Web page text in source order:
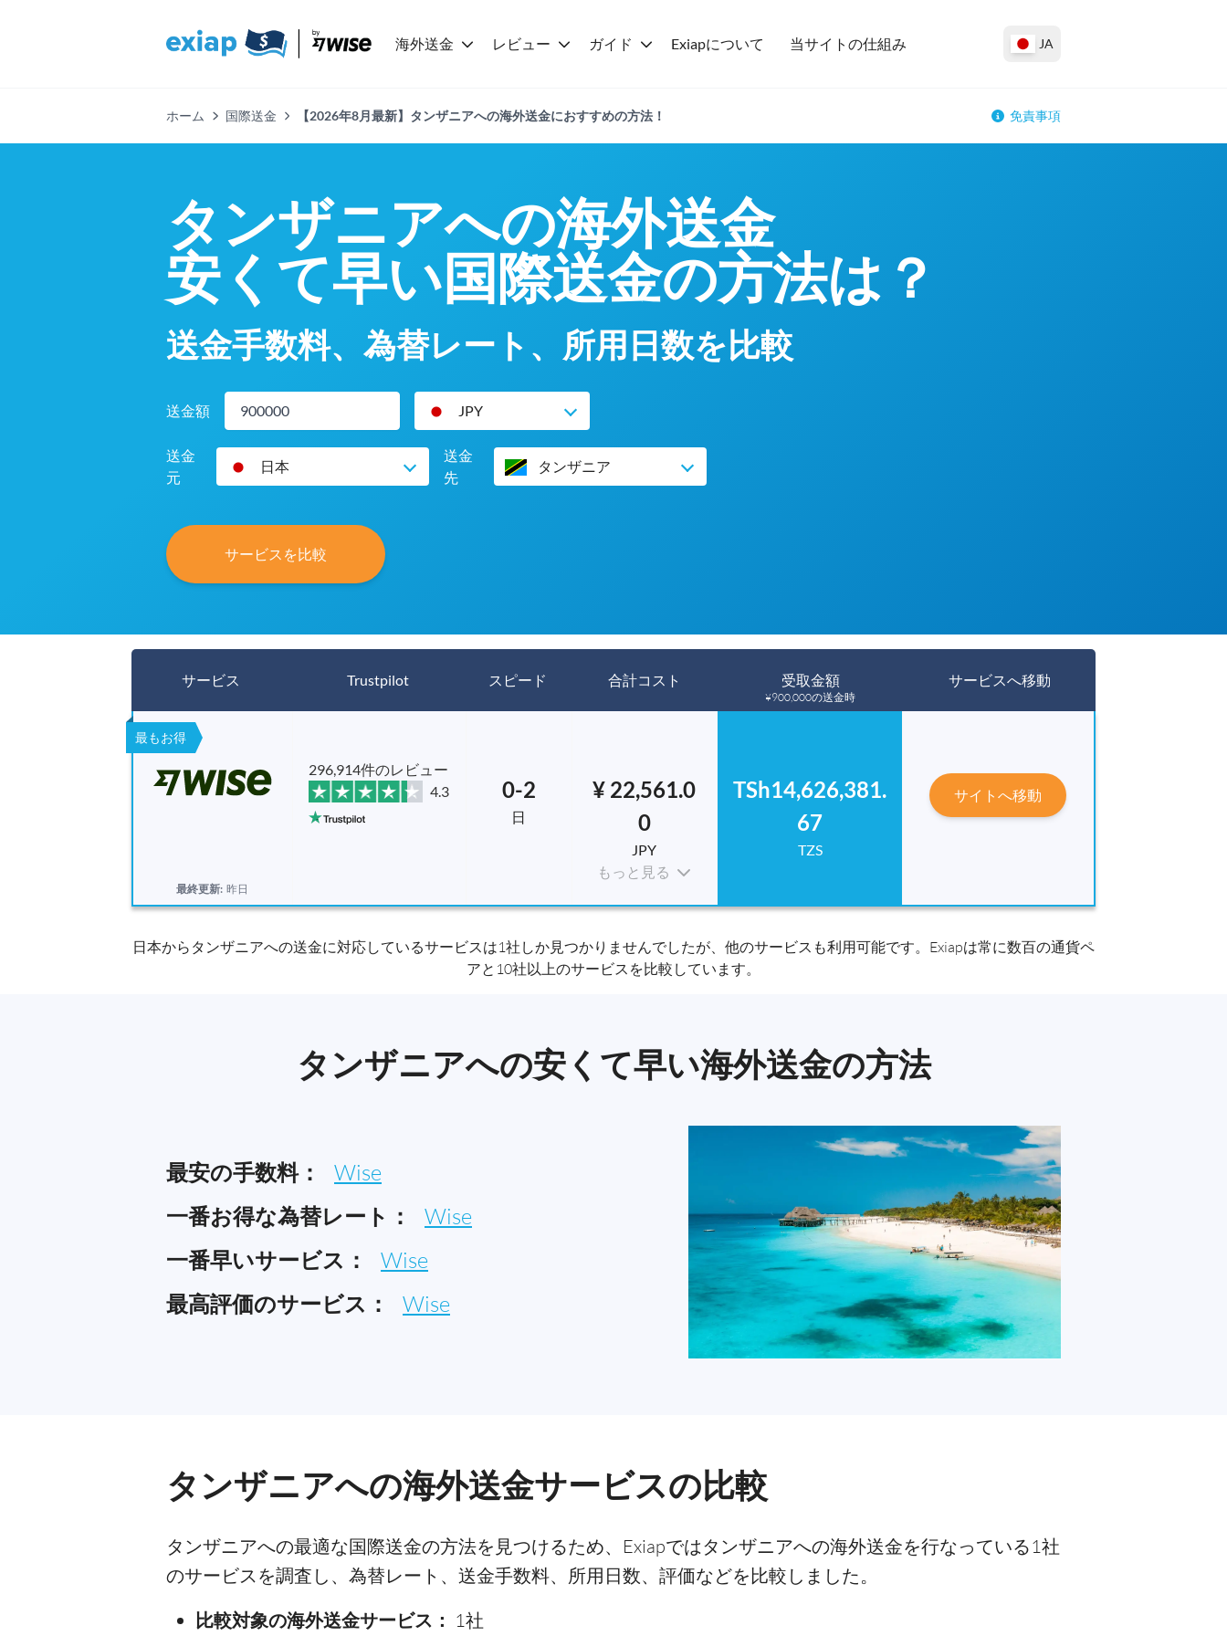
海外送金 レビュー ガイド Exiapについて 当サイトの仕組み JA
ホーム 国際送金 【2026年8月最新】タンザニアへの海外送金におすすめの方法！ 免責事項
タンザニアへの海外送金
安くて早い国際送金の方法は？
送金手数料、為替レート、所用日数を比較
送金額 JPY
送金
元
日本
送金
先
タンザニア
サービスを比較
サービス Trustpilot スピード 合計コスト 受取金額
¥900,000の送金時
サービスへ移動
最もお得
最終更新: 昨日
296,914件のレビュー
4.3
0-2
日
¥ 22,561.0
0
JPY
もっと見る
TSh14,626,381.
67
TZS
サイトへ移動
日本からタンザニアへの送金に対応しているサービスは1社しか見つかりませんでしたが、他のサービスも利用可能です。Exiapは常に数百の通貨ペ
アと10社以上のサービスを比較しています。
タンザニアへの安くて早い海外送金の方法
最安の手数料： Wise
一番お得な為替レート： Wise
一番早いサービス： Wise
最高評価のサービス： Wise
タンザニアへの海外送金サービスの比較
タンザニアへの最適な国際送金の方法を見つけるため、Exiapではタンザニアへの海外送金を行なっている1社
のサービスを調査し、為替レート、送金手数料、所用日数、評価などを比較しました。
比較対象の海外送金サービス： 1社